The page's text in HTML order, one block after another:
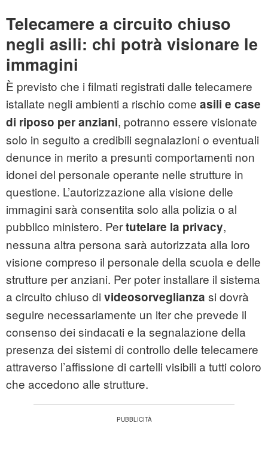
Telecamere a circuito chiuso
negli asili: chi potrà visionare le
immagini
È previsto che i filmati registrati dalle telecamere
istallate negli ambienti a rischio come asili e case
di riposo per anziani, potranno essere visionate
solo in seguito a credibili segnalazioni o eventuali
denunce in merito a presunti comportamenti non
idonei del personale operante nelle strutture in
questione. L’autorizzazione alla visione delle
immagini sarà consentita solo alla polizia o al
pubblico ministero. Pertutelare la privacy,
nessuna altra persona sarà autorizzata alla loro
visione compreso il personale della scuola e delle
strutture per anziani. Per poter installare il sistema
a circuito chiuso di videosorveglianza si dovrà
seguire necessariamente un iter che prevede il
consenso dei sindacati e la segnalazione della
presenza dei sistemi di controllo delle telecamere
attraverso l’affissione di cartelli visibili a tutti coloro
che accedono alle strutture.